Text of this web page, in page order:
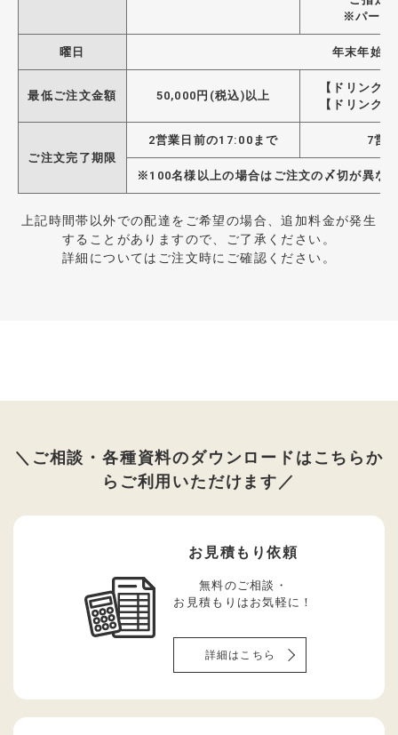
※パーテ
曜日 年末年始
最低ご注文金額 50,000円(税込)以上
【ドリンク
【ドリンク
ご注文完了期限
2営業日前の17:00まで 7営
※100名様以上の場合はご注文の〆切が異な
上記時間帯以外での配達をご希望の場合、追加料金が発生
することがありますので、ご了承ください。
詳細についてはご注文時にご確認ください。
＼ご相談・各種資料のダウンロードはこちらか
らご利用いただけます／
お見積もり依頼
無料のご相談・
お見積もりはお気軽に！
詳細はこちら